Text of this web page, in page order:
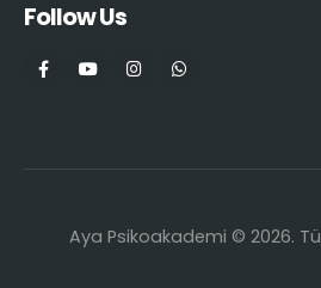
Follow Us
Aya Psikoakademi © 2026.